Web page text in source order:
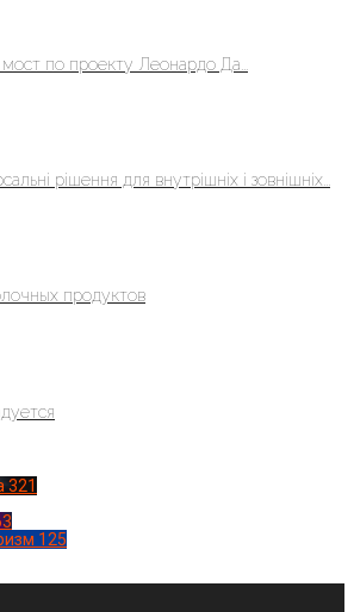
по проекту Леонардо Да...
рішення для внутрішніх і зовнішніх...
продуктов
321
125